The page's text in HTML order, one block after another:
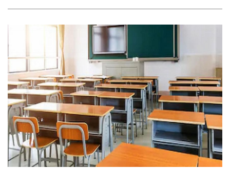
للتاريخ
من نحن
للتواصل معنا
شروط الاستخدام
شروط الإشتراك